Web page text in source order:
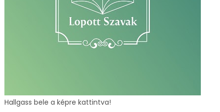
Hallgass bele a képre kattintva!